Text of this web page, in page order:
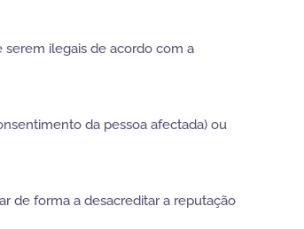
serem ilegais de acordo com a
da pessoa afectada) ou
de forma a desacreditar a reputação